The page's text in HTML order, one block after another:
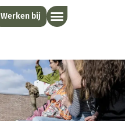
Werken bij